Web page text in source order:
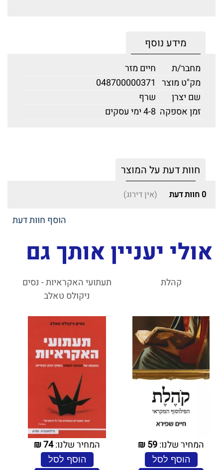
מידע נוסף
מחבר/ת
חיים מזר
מק"ט מוצר 048700000371
שם יצרן
שרף
זמן אספקה 4-8 ימי עסקים
חוות דעת על המוצר
0 חוות דעת (אין דירוג)
הוסף חוות דעת
אולי יעניין אותך גם
קהלת
המחיר שלנו:59
₪
הוסף לסל
תעתועי האקראיות - נסים
ניקולס טאלב
המחיר שלנו:74
₪
הוסף לסל